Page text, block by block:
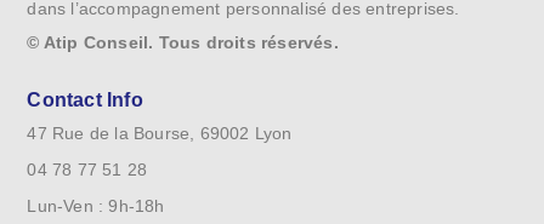
dans l’accompagnement personnalisé des entreprises.
© Atip Conseil. Tous droits réservés.
Contact Info
47 Rue de la Bourse, 69002 Lyon
04 78 77 51 28
Lun-Ven : 9h-18h